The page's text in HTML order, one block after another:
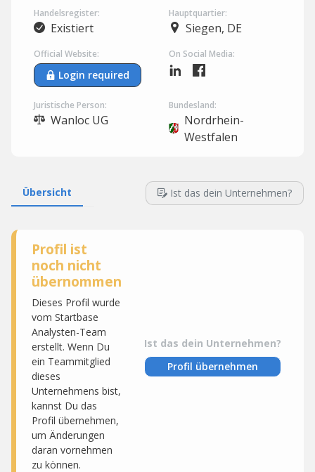
Handelsregister:
Existiert
Hauptquartier:
Siegen, DE
Official Website:
Login required
On Social Media:
Juristische Person:
Wanloc UG
Bundesland:
Nordrhein-
Westfalen
Übersicht Ist das dein Unternehmen?
Profil ist
noch nicht
übernommen
Dieses Profil wurde
vom Startbase
Analysten-Team
erstellt. Wenn Du
ein Teammitglied
dieses
Unternehmens bist,
kannst Du das
Profil übernehmen,
um Änderungen
daran vornehmen
zu können.
Ist das dein Unternehmen?
Profil übernehmen